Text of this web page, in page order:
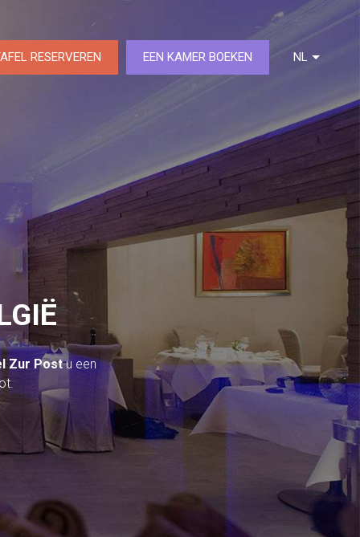
RESERVEREN EEN KAMER BOEKEN NL
FR
Zur Postu een